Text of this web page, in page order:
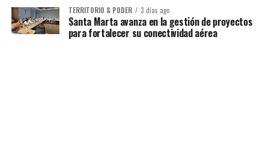
TERRITORIO & PODER 3 días ago
Santa Marta avanza en la gestión de proyectos
para fortalecer su conectividad aérea